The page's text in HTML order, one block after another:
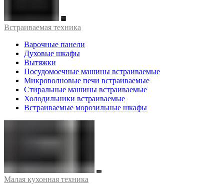
Встраиваемая техника
Варочные панели
Духовые шкафы
Вытяжки
Посудомоечные машины встраиваемые
Микроволновые печи встраиваемые
Стиральные машины встраиваемые
Холодильники встраиваемые
Встраиваемые морозильные шкафы
Малая кухонная техника